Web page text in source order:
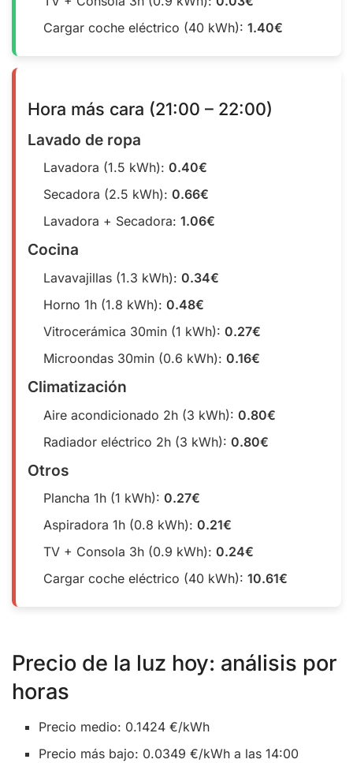
Cargar coche eléctrico (40 kWh): 1.40€
Hora más cara (21:00 – 22:00)
Lavado de ropa
Lavadora (1.5 kWh): 0.40€
Secadora (2.5 kWh): 0.66€
Lavadora + Secadora: 1.06€
Cocina
Lavavajillas (1.3 kWh): 0.34€
Horno 1h (1.8 kWh): 0.48€
Vitrocerámica 30min (1 kWh): 0.27€
Microondas 30min (0.6 kWh): 0.16€
Climatización
Aire acondicionado 2h (3 kWh): 0.80€
Radiador eléctrico 2h (3 kWh): 0.80€
Otros
Plancha 1h (1 kWh): 0.27€
Aspiradora 1h (0.8 kWh): 0.21€
TV + Consola 3h (0.9 kWh): 0.24€
Cargar coche eléctrico (40 kWh): 10.61€
Precio de la luz hoy: análisis por
horas
Precio medio: 0.1424 €/kWh
Precio más bajo: 0.0349 €/kWh a las 14:00